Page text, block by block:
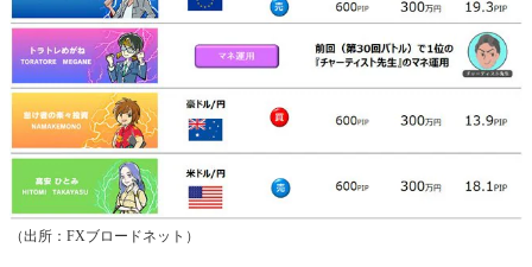
（出所：FXブロードネット）